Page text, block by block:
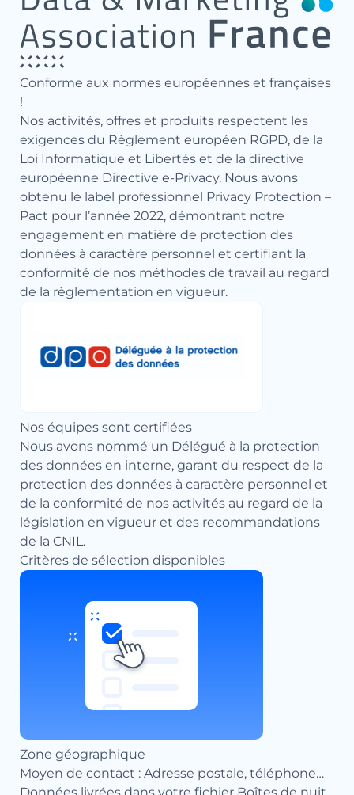
Conforme aux normes européennes et françaises
!
Nos activités, offres et produits respectent les
exigences du Règlement européen RGPD, de la
Loi Informatique et Libertés et de la directive
européenne Directive e-Privacy. Nous avons
obtenu le label professionnel Privacy Protection –
Pact pour l’année 2022, démontrant notre
engagement en matière de protection des
données à caractère personnel et certifiant la
conformité de nos méthodes de travail au regard
de la règlementation en vigueur.
Nos équipes sont certifiées
Nous avons nommé un Délégué à la protection
des données en interne, garant du respect de la
protection des données à caractère personnel et
de la conformité de nos activités au regard de la
législation en vigueur et des recommandations
de la CNIL.
Critères de sélection disponibles
Zone géographique
Moyen de contact : Adresse postale, téléphone…